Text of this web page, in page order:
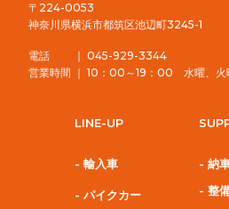
〒224-0053
神奈川県横浜市都筑区池辺町3245-1
電話 ｜ 045-929-3344
営業時間 ｜ 10：00～19：00 水曜、火
LINE-UP
- 輸入車
- パイクカー
- 納
- 整